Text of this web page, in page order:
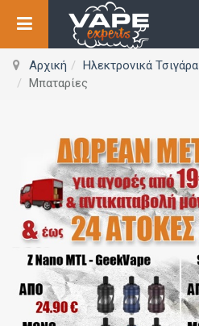
Αρχική Ηλεκτρονικά Τσιγάρα
Μπαταρίες